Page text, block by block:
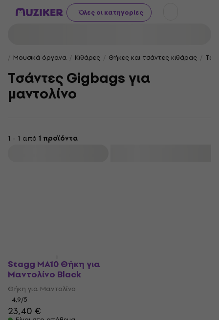
Όλες οι κατηγορίες
Μουσικά όργανα Κιθάρες Θήκες και τσάντες κιθάρας
Τσάντες Gigbags για
μαντολίνο
1 - 1 από 1 προϊόντα
Stagg MA10 Θήκη για
Μαντολίνο Black
Θήκη για Μαντολίνο
4,9/5
23,40 €